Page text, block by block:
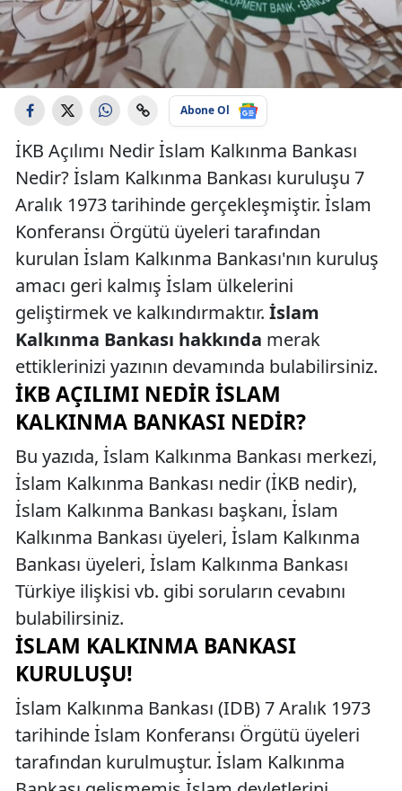
Abone Ol
İKB Açılımı Nedir İslam Kalkınma Bankası
Nedir? İslam Kalkınma Bankası kuruluşu 7
Aralık 1973 tarihinde gerçekleşmiştir. İslam
Konferansı Örgütü üyeleri tarafından
kurulan İslam Kalkınma Bankası'nın kuruluş
amacı geri kalmış İslam ülkelerini
geliştirmek ve kalkındırmaktır. İslam
Kalkınma Bankası hakkında merak
ettiklerinizi yazının devamında bulabilirsiniz.
İKB AÇILIMI NEDIR İSLAM
KALKINMA BANKASI NEDIR?
Bu yazıda, İslam Kalkınma Bankası merkezi,
İslam Kalkınma Bankası nedir (İKB nedir),
İslam Kalkınma Bankası başkanı, İslam
Kalkınma Bankası üyeleri, İslam Kalkınma
Bankası üyeleri, İslam Kalkınma Bankası
Türkiye ilişkisi vb. gibi soruların cevabını
bulabilirsiniz.
İSLAM KALKINMA BANKASI
KURULUŞU!
İslam Kalkınma Bankası (IDB) 7 Aralık 1973
tarihinde İslam Konferansı Örgütü üyeleri
tarafından kurulmuştur. İslam Kalkınma